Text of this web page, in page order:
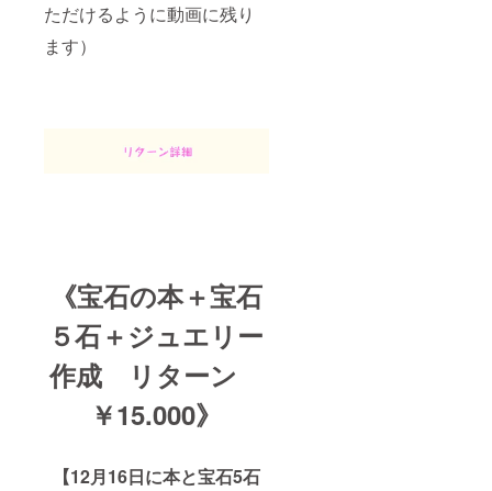
ただけるように動画に残り
ます）
《宝石の本＋宝石
５石＋ジュエリー
作成 リターン
￥15.000》
【12月16日に本と宝石5石